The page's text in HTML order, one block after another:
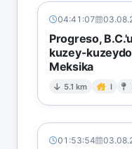
04:41:07
Progreso,
kuzey-
Meksika
5.1 km I
01:53:54